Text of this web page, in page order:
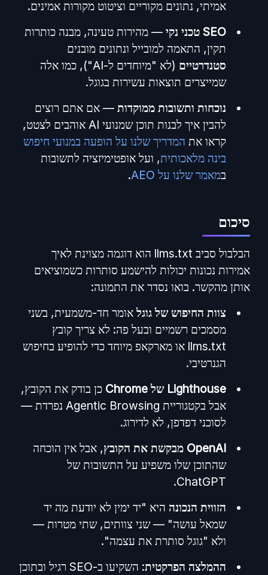
אמיתי, נתונים מקוריים וציטוט מקורות אמינים.
SEO טכני נקי
— מהירות טעינה, מבנה כותרות
תקין, התאמה למובייל ונתונים מובנים
סטנדרטיים
(לא "מיוחדים ל-AI"), כמו אלה
שמייצרים תוצאות עשירות בגוגל.
נוכחות ותשובות ממוקדות — אם אתם רוצים
להבין איך לבנות תוכן שמנועי AI אוהבים לצטט,
קראו את המדריך שלנו על הופעה במנועי חיפוש
בינה מלאכותית, ועל אופטימיזציה לתשובות
במאמר שלנו על AEO .
סיכום
הבלבול סביב llms.txt הוא דוגמה מצוינת לאיך
אמירות נכונות יכולות להישמע סותרות כשמוציאים
אותן מהקשר. בואו נסדר את התמונה:
צוות החיפוש של גוגלאומר חד-משמעית, בשני
מסמכים רשמיים ובעל פה: לא צריך קובץ
llms.txt או מארקאפ מיוחד כדי להופיע בחיפוש
הגנרטיבי.
Lighthouse של Chrome
כן בודק את הקובץ,
אבל בקטגוריית Agentic Browsing נפרדת —
לסוכני דפדפן, לא לדירוג.
OpenAI מבקשת את הקובץ
, אבל אין הוכחה
שהתוכן שלו משפיע על התשובות של
ChatGPT.
הזווית הנכונה היא "יד ימין לא יודעת מה יד
שמאל עושה" — שני צוותים, שתי מטרות —
ולא "גוגל סותרת את עצמה".
ההמלצה הפרקטית
: השקיעו ב-SEO רגיל ובתוכן